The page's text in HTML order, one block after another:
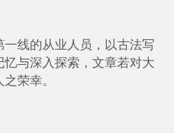
线的从业人员，以古法写
忆与深入探索，文章若对大
荣幸。